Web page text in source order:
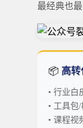
最经典也
📦 高转
• 行业白
• 工具包
• 课程视